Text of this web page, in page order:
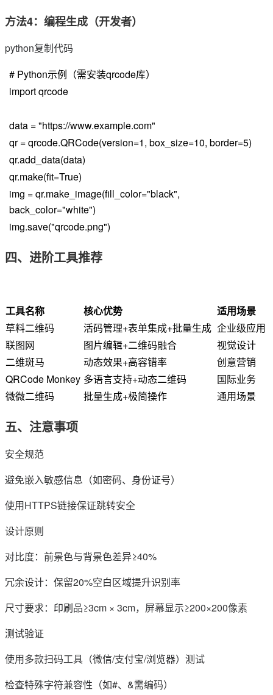
方法4：编程生成（开发者）
python复制代码
# Python示例（需安装qrcode库）
import qrcode
data = "https://www.example.com"
qr = qrcode.QRCode(version=1, box_size=10, border=5)
qr.add_data(data)
qr.make(fit=True)
img = qr.make_image(fill_color="black",
back_color="white")
img.save("qrcode.png")
四、进阶工具推荐
工具名称 核心优势
适用场景
草料二维码
活码管理+表单集成+批量生成 企业级应用
联图网
图片编辑+二维码融合
视觉设计
二维斑马
动态效果+高容错率
创意营销
QRCode Monkey 多语言支持+动态二维码
国际业务
微微二维码
批量生成+极简操作 通用场景
五、注意事项
安全规范
避免嵌入敏感信息（如密码、身份证号）
使用HTTPS链接保证跳转安全
设计原则
对比度：前景色与背景色差异≥40%
冗余设计：保留20%空白区域提升识别率
尺寸要求：印刷品≥3cm × 3cm，屏幕显示≥200×200像素
测试验证
使用多款扫码工具（微信/支付宝/浏览器）测试
检查特殊字符兼容性（如#、&需编码）